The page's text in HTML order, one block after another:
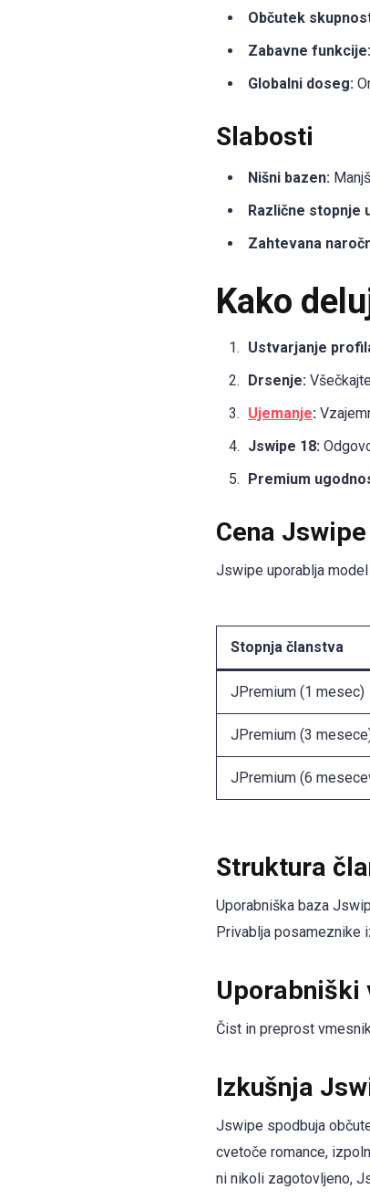
Občutek
Zabavne funkcije:
Globalni doseg:
Slabosti
Nišni bazen:
Različne stopnje
Zahtevana
Kako
Ustvarjanje
Drsenje:
Ujemanje:
Jswipe 18:
Premium
Cena Jswipe
Jswipe uporablja model
Stopnja članstva
JPremium (1 mesec)
JPremium (3
JPremium (6
Struktura
Uporabniška baza
Privablja posameznike
Uporabniški
Čist in preprost
Izkušnja
Jswipe spodbuja
cvetoče romance,
ni nikoli zagotovljeno,